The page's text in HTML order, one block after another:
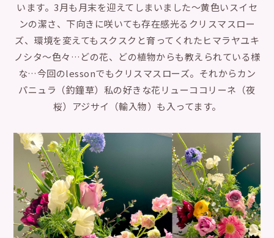
います。3月も月末を迎えてしまいました〜黄色いスイセ
ンの潔さ、下向きに咲いても存在感光るクリスマスロー
ズ、環境を変えてもスクスクと育ってくれたヒマラヤユキ
ノシタ〜色々…どの花、どの植物からも教えられている様
な…今回のlessonでもクリスマスローズ。それからカン
パニュラ（釣鐘草）私の好きな花リューココリーネ（夜
桜）アジサイ（輸入物）も入ってます。